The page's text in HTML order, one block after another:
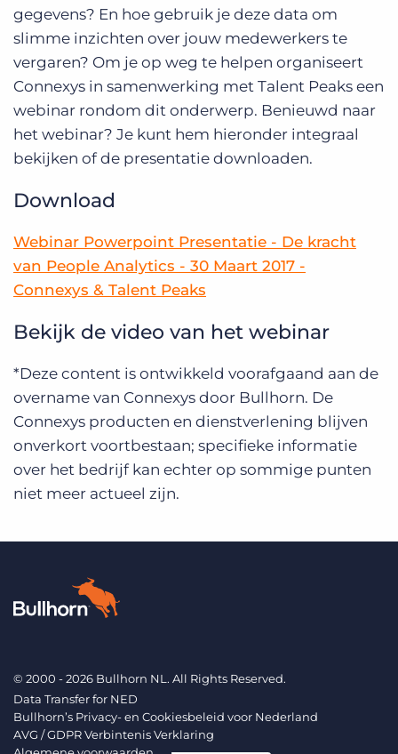
gegevens? En hoe gebruik je deze data om
slimme inzichten over jouw medewerkers te
vergaren? Om je op weg te helpen organiseert
Connexys in samenwerking met Talent Peaks een
webinar rondom dit onderwerp. Benieuwd naar
het webinar? Je kunt hem hieronder integraal
bekijken of de presentatie downloaden.
Download
Webinar Powerpoint Presentatie - De kracht
van People Analytics - 30 Maart 2017 -
Connexys & Talent Peaks
Bekijk de video van het webinar
*Deze content is ontwikkeld voorafgaand aan de
overname van Connexys door Bullhorn. De
Connexys producten en dienstverlening blijven
onverkort voortbestaan; specifieke informatie
over het bedrijf kan echter op sommige punten
niet meer actueel zijn.
© 2000 - 2026 Bullhorn NL. All Rights Reserved.
Data Transfer for NED
Bullhorn’s Privacy- en Cookiesbeleid voor Nederland
AVG / GDPR Verbintenis Verklaring